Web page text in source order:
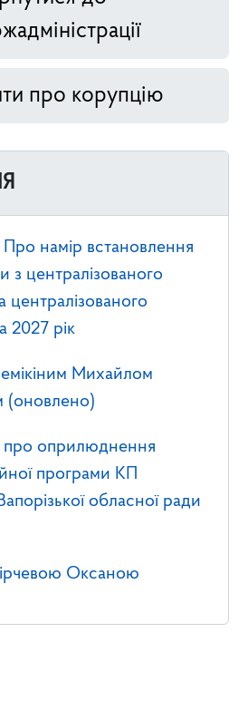
про корупцію
намір встановлення
з централізованого
централізованого
2027 рік
Михайлом
(оновлено)
оприлюднення
програми КП
обласної ради
Оксаною